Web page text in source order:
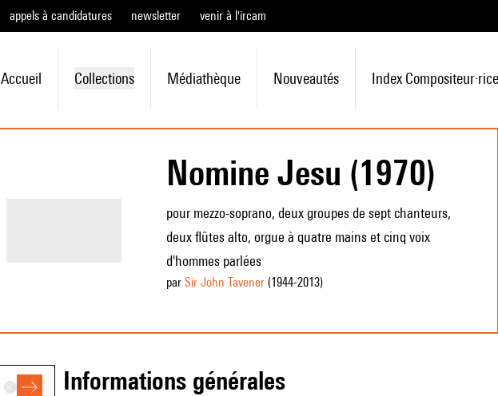
appels à candidatures newsletter venir à l'ircam
Accueil Collections Médiathèque Nouveautés Index Compositeur·rice
Nomine Jesu (1970)
pour mezzo-soprano, deux groupes de sept chanteurs,
deux flûtes alto, orgue à quatre mains et cinq voix
d'hommes parlées
par Sir John Tavener(1944-2013)
informations générales